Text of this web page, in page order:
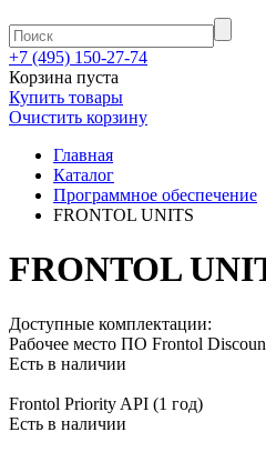
+7 (495) 150-27-74
Корзина пуста
Купить товары
Очистить корзину
Главная
Каталог
Программное обеспечение
FRONTOL UNITS
FRONTOL
Доступные комплектации:
Рабочее место ПО Frontol
Есть в наличии
Frontol Priority API (1 год)
Есть в наличии